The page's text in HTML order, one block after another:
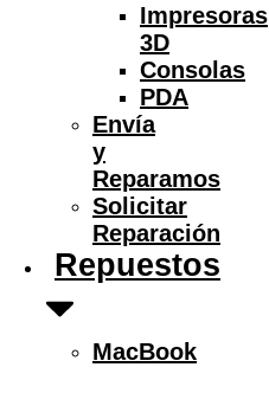
Impresoras
3D
Consolas
PDA
Envía
y
Reparamos
Solicitar
Reparación
Repuestos
MacBook